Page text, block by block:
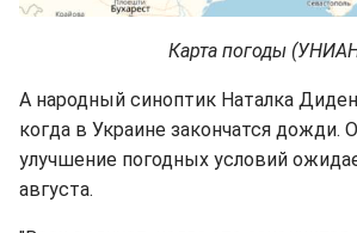
Карта погоды
А народный синоптик Наталка
когда в Украине закончатся дожди.
улучшение погодных условий
августа.